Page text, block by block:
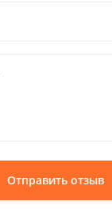
Отправить отзыв